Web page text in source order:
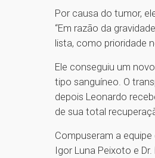
Por causa do tumor,
“Em razão da
lista, como prioridade
Ele conseguiu um
tipo sanguíneo. O
depois Leonardo
de sua total
Compuseram a
Igor Luna Peixoto e